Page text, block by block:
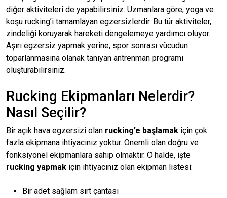
diğer aktiviteleri de yapabilirsiniz. Uzmanlara göre, yoga ve
koşu rucking’i tamamlayan egzersizlerdir. Bu tür aktiviteler,
zindeliği koruyarak hareketi dengelemeye yardımcı oluyor.
Aşırı egzersiz yapmak yerine, spor sonrası vücudun
toparlanmasına olanak tanıyan antrenman programı
oluşturabilirsiniz.
Rucking Ekipmanları Nelerdir?
Nasıl Seçilir?
Bir açık hava egzersizi olan rucking’e başlamak için çok
fazla ekipmana ihtiyacınız yoktur. Önemli olan doğru ve
fonksiyonel ekipmanlara sahip olmaktır. O halde, işte
rucking yapmak için ihtiyacınız olan ekipman listesi:
Bir adet sağlam sırt çantası